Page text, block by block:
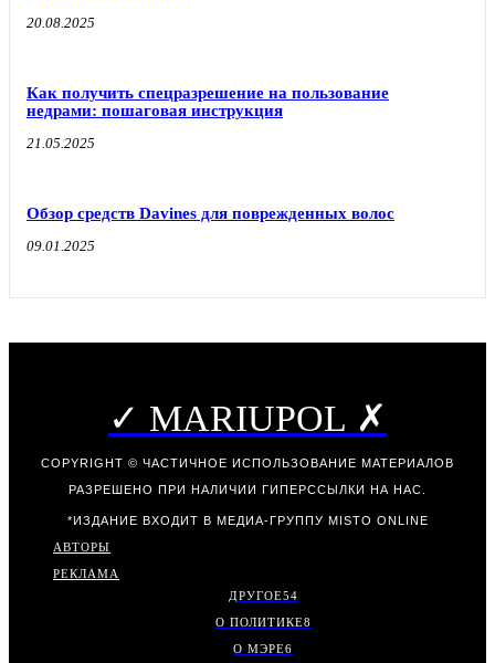
20.08.2025
Как получить спецразрешение на пользование
недрами: пошаговая инструкция
21.05.2025
Обзор средств Davines для поврежденных волос
09.01.2025
✓ MARIUPOL ✗
COPYRIGHT © ЧАСТИЧНОЕ ИСПОЛЬЗОВАНИЕ МАТЕРИАЛОВ
РАЗРЕШЕНО ПРИ НАЛИЧИИ ГИПЕРССЫЛКИ НА НАС.
*ИЗДАНИЕ ВХОДИТ В МЕДИА-ГРУППУ MISTO ONLINE
АВТОРЫ
РЕКЛАМА
ДРУГОЕ54
О ПОЛИТИКЕ8
О МЭРЕ6